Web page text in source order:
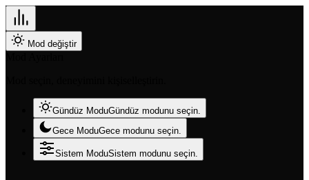
Mod değiştir
Gündüz ModuGündüz modunu seçin.
Gece ModuGece modunu seçin.
Sistem ModuSistem modunu seçin.